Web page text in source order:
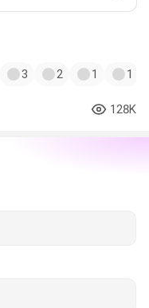
3 2 1 1
128K